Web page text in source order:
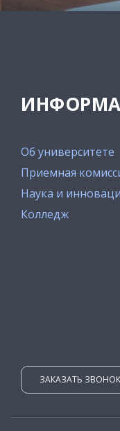
Об университете
Приемная
Наука и
Колледж
ЗАКАЗАТЬ ЗВОНОК